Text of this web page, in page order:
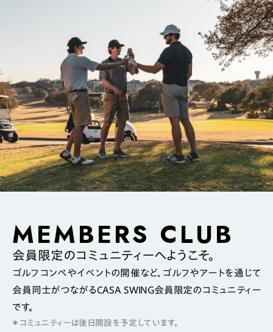
MEMBERS CLUB
会員限定のコミュニティーへようこそ。
ゴルフコンペやイベントの開催など、ゴルフやアートを通じて
会員同士がつながるCASA SWING会員限定のコミュニティー
です。
＊コミュニティーは後日開設を予定しています。